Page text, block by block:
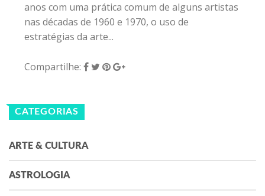
anos com uma prática comum de alguns artistas
nas décadas de 1960 e 1970, o uso de
estratégias da arte...
Compartilhe:
CATEGORIAS
ARTE & CULTURA
ASTROLOGIA